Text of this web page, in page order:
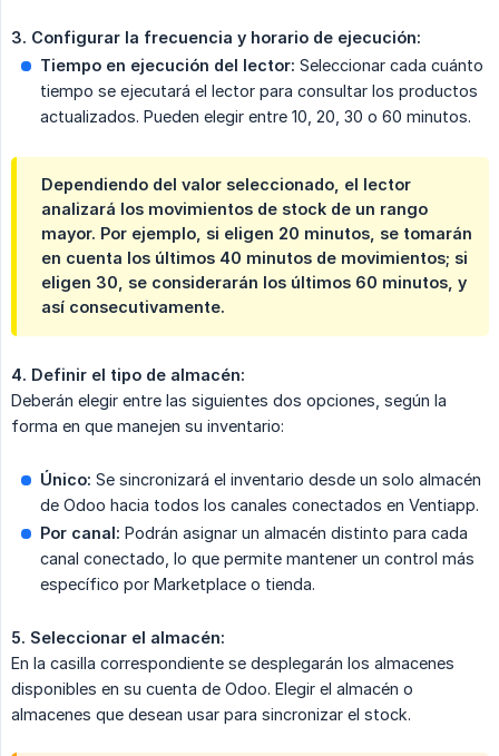
3. Configurar la frecuencia y horario de ejecución:
Tiempo en ejecución del lector: Seleccionar cada cuánto
tiempo se ejecutará el lector para consultar los productos
actualizados. Pueden elegir entre 10, 20, 30 o 60 minutos.
Dependiendo del valor seleccionado, el lector
analizará los movimientos de stock de un rango
mayor. Por ejemplo, si eligen 20 minutos, se tomarán
en cuenta los últimos 40 minutos de movimientos; si
eligen 30, se considerarán los últimos 60 minutos , y
así consecutivamente.
4. Definir el tipo de almacén:
Deberán elegir entre las siguientes dos opciones, según la
forma en que manejen su inventario:
Único: Se sincronizará el inventario desde un solo almacén
de Odoo hacia todos los canales conectados en Ventiapp.
Por canal: Podrán asignar un almacén distinto para cada
canal conectado, lo que permite mantener un control más
específico por Marketplace o tienda.
5. Seleccionar el almacén:
En la casilla correspondiente se desplegarán los almacenes
disponibles en su cuenta de Odoo. Elegir el almacén o
almacenes que desean usar para sincronizar el stock.